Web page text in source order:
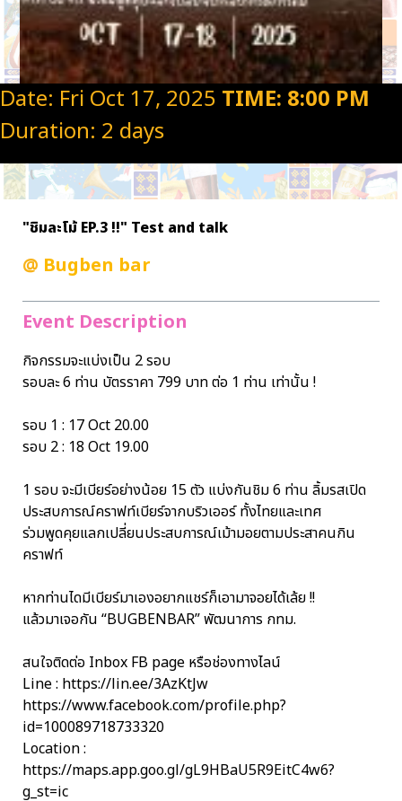
Date: Fri Oct 17, 2025 TIME: 8:00 PM
Duration: 2 days
"ชิมละโม้ EP.3 !!" Test and talk
@ Bugben bar
Event Description
กิจกรรมจะแบ่งเป็น 2 รอบ
รอบละ 6 ท่าน บัตรราคา 799 บาท ต่อ 1 ท่าน เท่านั้น !
รอบ 1 : 17 Oct 20.00
รอบ 2 : 18 Oct 19.00
1 รอบ จะมีเบียร์อย่างน้อย 15 ตัว แบ่งกันชิม 6 ท่าน ลิ้มรสเปิด
ประสบการณ์คราฟท์เบียร์จากบริวเออร์ ทั้งไทยและเทศ
ร่วมพูดคุยแลกเปลี่ยนประสบการณ์เม้ามอยตามประสาคนกิน
คราฟท์
หากท่านไดมีเบียร์มาเองอยากแชร์ก็เอามาจอยได้เล้ย !!
แล้วมาเจอกัน “BUGBENBAR” พัฒนาการ กทม.
สนใจติดต่อ Inbox FB page หรือช่องทางไลน์
Line : https://lin.ee/3AzKtJw
https://www.facebook.com/profile.php?
id=100089718733320
Location :
https://maps.app.goo.gl/gL9HBaU5R9EitC4w6?
g_st=ic